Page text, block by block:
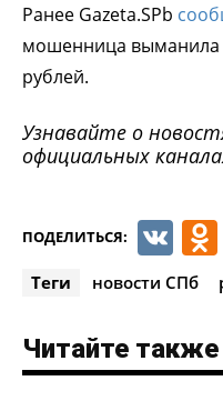
Ранее Gazeta.SPb
мошенница выманила
рублей.
Узнавайте о
официальных
ПОДЕЛИТЬСЯ: VK
Теги новости СПб
Читайте также